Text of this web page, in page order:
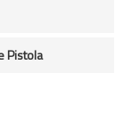
Pistola